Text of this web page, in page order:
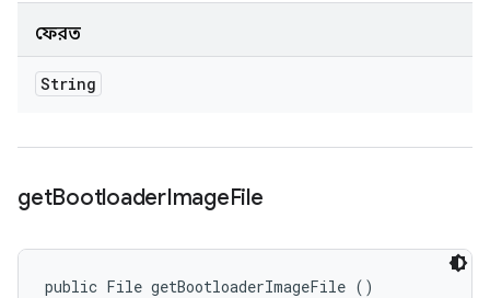
ফেরত
String
getBootloaderImageFile
public File getBootloaderImageFile ()